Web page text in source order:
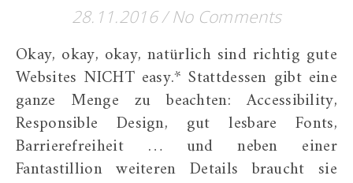
28.11.2016/ No Comments
Okay, okay, okay, natürlich sind richtig gute
Websites NICHT easy.* Stattdessen gibt eine
ganze Menge zu beachten: Accessibility,
Responsible Design, gut lesbare Fonts,
Barrierefreiheit … und neben einer
Fantastillion weiteren Details braucht sie